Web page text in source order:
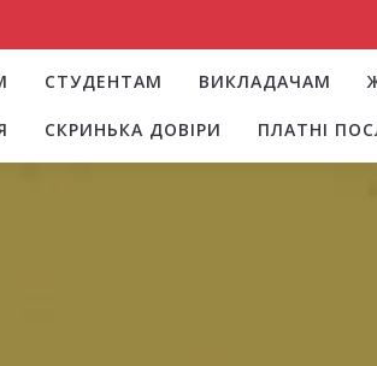
СТУДЕНТАМ ВИКЛАДАЧАМ
СКРИНЬКА ДОВІРИ ПЛАТНІ